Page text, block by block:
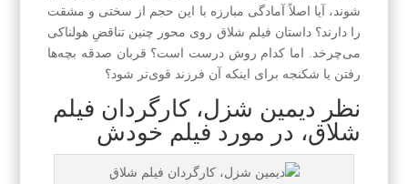
شوند، آیا اصلاً آمادگی مبارزه با این حجم از سختی و مشقت
را دارند؟ داستان فیلم شلاق روی محور چنین تناقضِ هولناکی
می‌چرخد. اما کدام روش درست است؟ قربان صدقه بچه‌ها
رفتن یا شکنجه برای اینکه آن فرزند قوی‌تر شود؟
نظر دیمین شزل، کارگردان فیلم
شلاق، در مورد فیلم خودش